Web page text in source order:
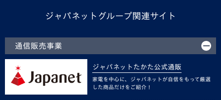
ジャパネットグループ関連サイト
通信販売事業
ジャパネットたかた公式通販
家電を中心に、ジャパネットが自信をもって厳選
した商品だけをご紹介！